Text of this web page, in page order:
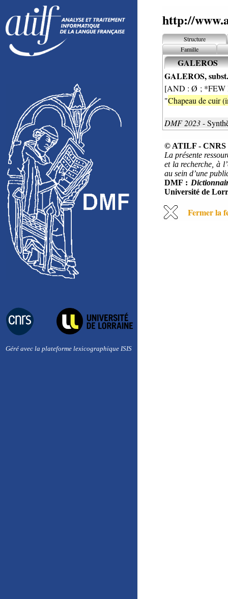
Géré avec la plateforme lexicographique ISIS
http://
Structure
Famille
GALEROS
GALEROS,
[AND : Ø ; *FEW
"Chapeau de cuir
DMF 2023-
© ATILF - CNRS
La présente
et la recherche, à
au sein d’une
DMF :
Université de
Fermer la